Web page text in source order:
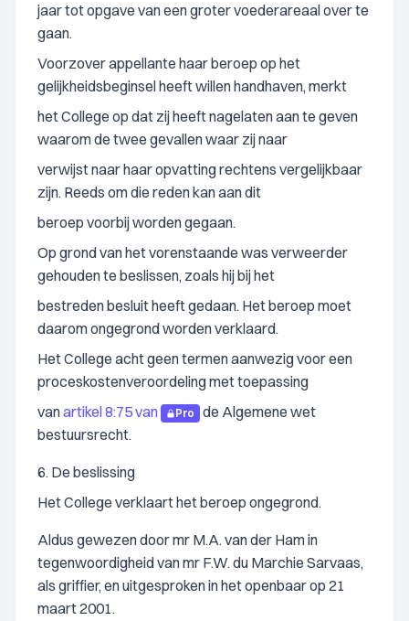
jaar tot opgave van een groter voederareaal over te
gaan.
Voorzover appellante haar beroep op het
gelijkheidsbeginsel heeft willen handhaven, merkt
het College op dat zij heeft nagelaten aan te geven
waarom de twee gevallen waar zij naar
verwijst naar haar opvatting rechtens vergelijkbaar
zijn. Reeds om die reden kan aan dit
beroep voorbij worden gegaan.
Op grond van het vorenstaande was verweerder
gehouden te beslissen, zoals hij bij het
bestreden besluit heeft gedaan. Het beroep moet
daarom ongegrond worden verklaard.
Het College acht geen termen aanwezig voor een
proceskostenveroordeling met toepassing
vanartikel 8:75 van Pro
de Algemene wet
bestuursrecht.
6. De beslissing
Het College verklaart het beroep ongegrond.
Aldus gewezen door mr M.A. van der Ham in
tegenwoordigheid van mr F.W. du Marchie Sarvaas,
als griffier, en uitgesproken in het openbaar op 21
maart 2001.